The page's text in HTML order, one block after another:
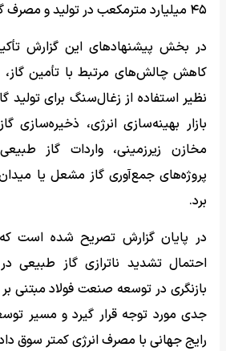
۴۵ میلیارد مترمکعب در تولید و مصرف گاز مواجه بوده است.
در بخش پیشنهادهای این گزارش
کاهش چالش‌های مرتبط با تأمین گاز،
نظیر استفاده از زغال‌سنگ برای تولید
بازار بهینه‌سازی انرژی، ذخیره‌سازی
مخازن زیرزمینی، واردات گاز
پروژه‌های جمع‌آوری گاز مشعل یا
برد.
در پایان گزارش تصریح شده است
احتمال تشدید ناترازی گاز طبیعی
بازنگری در توسعه صنعت فولاد مبتنی
جدی مورد توجه قرار گیرد و مسیر
رایج جهانی با مصرف انرژی کمتر سوق